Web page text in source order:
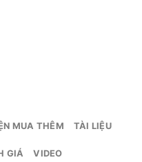
MUA THÊM TÀI LIỆU
GIÁ VIDEO